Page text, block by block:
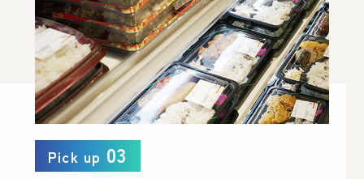
Pick up 03